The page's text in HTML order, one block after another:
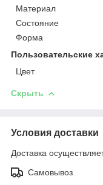
Материал
Состояние
Форма
Пользовательские
Цвет
Скрыть
Условия доставки
Доставка
Самовывоз